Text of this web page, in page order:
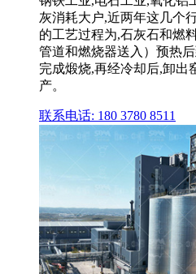
灰消耗大户,近两年这几个
的工艺过程为,石灰石和燃
管道和燃烧器送入）预热
完成煅烧,再经冷却后,卸出
产。
联系电话: 180 3780 8511